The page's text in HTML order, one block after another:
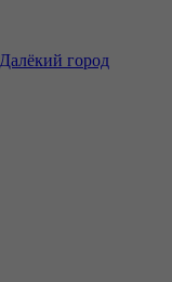
Далёкий город